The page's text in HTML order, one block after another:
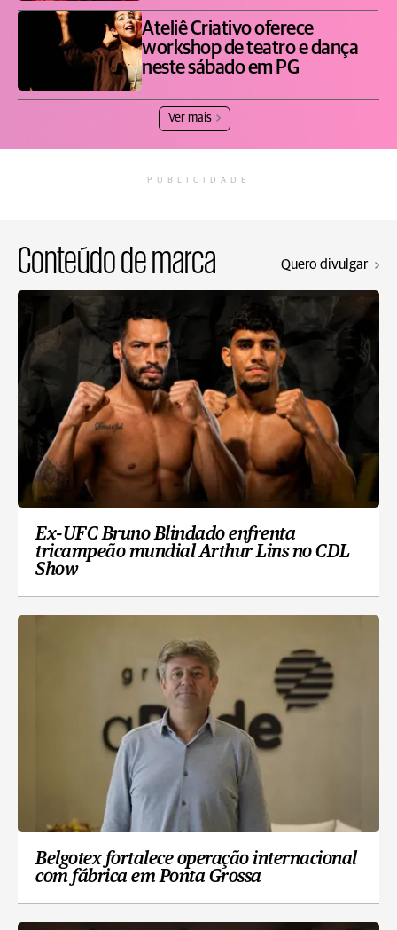
Ateliê Criativo oferece
workshop de teatro e dança
neste sábado em PG
Ver mais
PUBLICIDADE
Conteúdo de marca Quero divulgar
Ex-UFC Bruno Blindado enfrenta
tricampeão mundial Arthur Lins no CDL
Show
Belgotex fortalece operação internacional
com fábrica em Ponta Grossa